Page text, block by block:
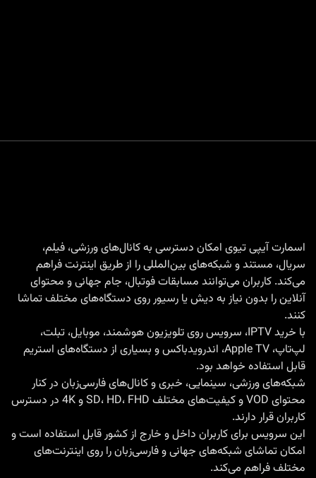
اسمارت آیپی تیوی امکان دسترسی به کانال‌های ورزشی، فیلم،
سریال، مستند و شبکه‌های بین‌المللی را از طریق اینترنت فراهم
می‌کند. کاربران می‌توانند مسابقات فوتبال، جام جهانی و محتوای
آنلاین را بدون نیاز به دیش یا رسیور روی دستگاه‌های مختلف تماشا
کنند.
با خرید IPTV
، سرویس روی تلویزیون هوشمند، موبایل، تبلت،
لپ‌تاپ، Apple TV، اندرویدباکس و بسیاری از دستگاه‌های استریم
قابل استفاده خواهد بود.
شبکه‌های ورزشی، سینمایی، خبری و کانال‌های فارسی‌زبان در کنار
محتوای VOD و کیفیت‌های مختلف SD، HD، FHD و 4K در دسترس
کاربران قرار دارند.
این سرویس برای کاربران داخل و خارج از کشور قابل استفاده است و
امکان تماشای شبکه‌های جهانی و فارسی‌زبان را روی اینترنت‌های
مختلف فراهم می‌کند.